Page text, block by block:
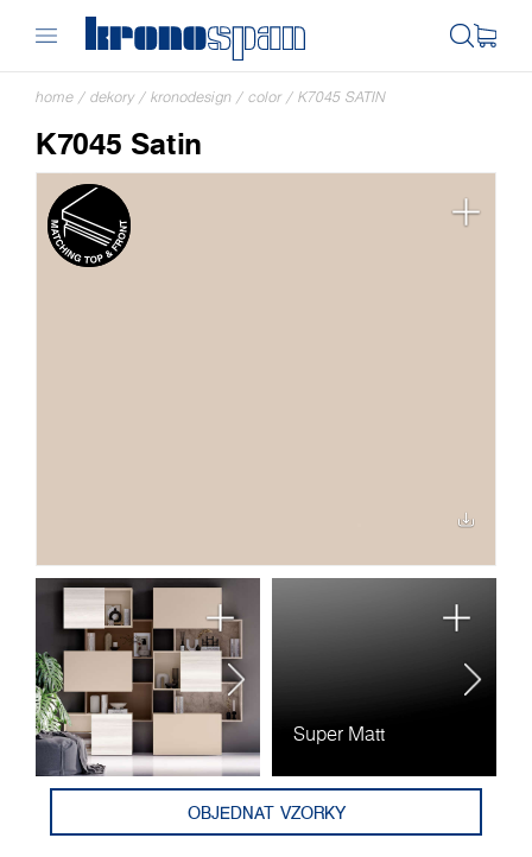
home / dekory / kronodesign / color / K7045 SATIN
K7045 Satin
Super Matt
OBJEDNAT VZORKY